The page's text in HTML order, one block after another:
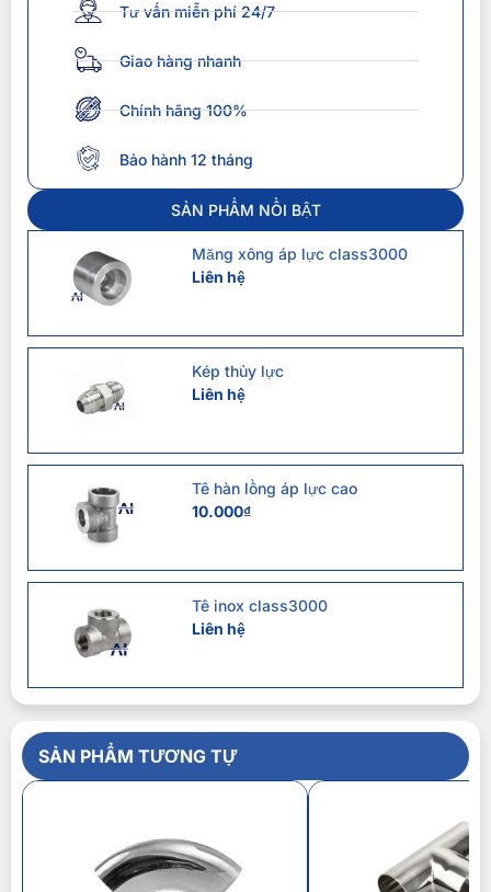
Tư vấn miễn phí 24/7
Giao hàng nhanh
Chính hãng 100%
Bảo hành 12 tháng
SẢN PHẨM NỔI BẬT
Măng xông áp lực class3000
Liên hệ
Kép thủy lực
Liên hệ
Tê hàn lồng áp lực cao
10.000₫
Tê inox class3000
Liên hệ
SẢN PHẨM TƯƠNG TỰ